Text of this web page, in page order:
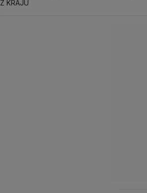
Z KRAJU